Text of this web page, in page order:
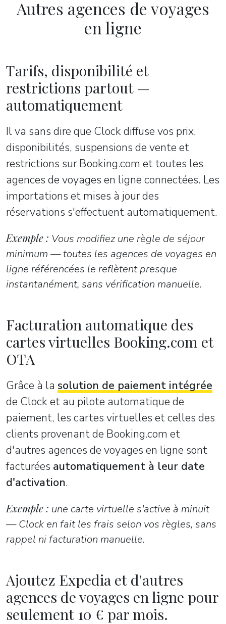
Autres agences de voyages
en ligne
Tarifs, disponibilité et
restrictions partout —
automatiquement
Il va sans dire que Clock diffuse vos prix,
disponibilités, suspensions de vente et
restrictions sur Booking.com et toutes les
agences de voyages en ligne connectées. Les
importations et mises à jour des
réservations s'effectuent automatiquement.
Exemple : Vous modifiez une règle de séjour
minimum — toutes les agences de voyages en
ligne référencées le reflètent presque
instantanément, sans vérification manuelle.
Facturation automatique des
cartes virtuelles Booking.com et
OTA
Grâce à la solution de paiement intégrée
de Clock et au pilote automatique de
paiement, les cartes virtuelles et celles des
clients provenant de Booking.com et
d'autres agences de voyages en ligne sont
facturées automatiquement à leur date
d'activation.
Exemple : une carte virtuelle s'active à minuit
— Clock en fait les frais selon vos règles, sans
rappel ni facturation manuelle.
Ajoutez Expedia et d'autres
agences de voyages en ligne pour
seulement 10 € par mois.